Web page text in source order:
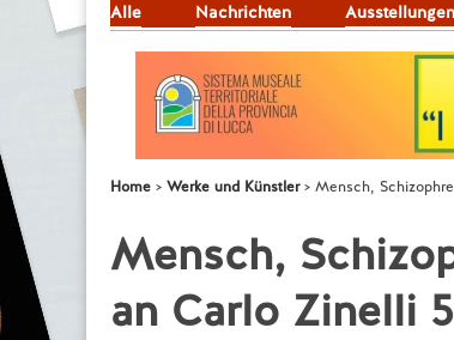
Alle Nachrichten Ausstellungen
JOB
Home Werke und Künstler Mensch,
Mensch,
an Carlo Zinelli